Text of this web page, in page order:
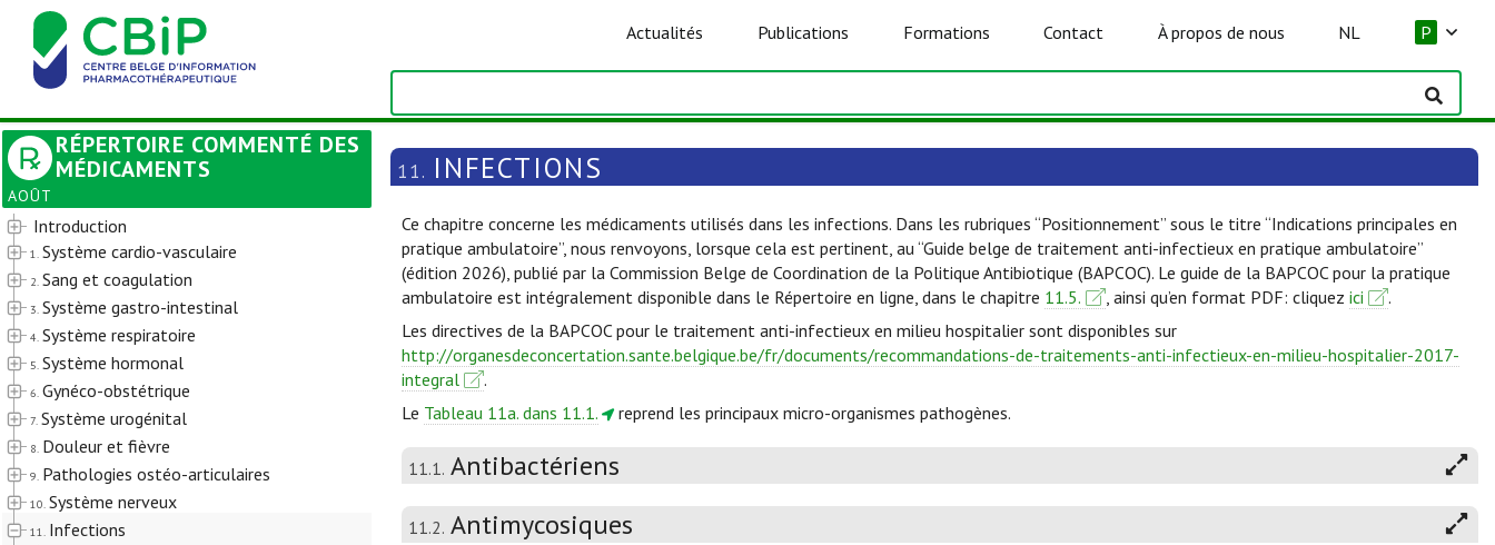
Actualités Publications Formations Contact À propos de nous NL P
RÉPERTOIRE COMMENTÉ DES
MÉDICAMENTS
AOÛT
Introduction
1. Système cardio-vasculaire
2. Sang et coagulation
3. Système gastro-intestinal
4. Système respiratoire
5. Système hormonal
6. Gynéco-obstétrique
7. Système urogénital
8. Douleur et fièvre
9. Pathologies ostéo-articulaires
10. Système nerveux
11. Infections
11. INFECTIONS
Ce chapitre concerne les médicaments utilisés dans les infections. Dans les rubriques “Positionnement” sous le titre “Indications principales en
pratique ambulatoire”, nous renvoyons, lorsque cela est pertinent, au “Guide belge de traitement anti-infectieux en pratique ambulatoire”
(édition 2026), publié par la Commission Belge de Coordination de la Politique Antibiotique (BAPCOC). Le guide de la BAPCOC pour la pratique
ambulatoire est intégralement disponible dans le Répertoire en ligne, dans le chapitre 11.5. , ainsi qu’en format PDF: cliquez ici
.
Les directives de la BAPCOC pour le traitement anti-infectieux en milieu hospitalier sont disponibles sur
http://organesdeconcertation.sante.belgique.be/fr/documents/recommandations-de-traitements-anti-infectieux-en-milieu-hospitalier-2017-
integral
.
Le Tableau 11a. dans 11.1. reprend les principaux micro-organismes pathogènes.
11.1. Antibactériens
11.2. Antimycosiques